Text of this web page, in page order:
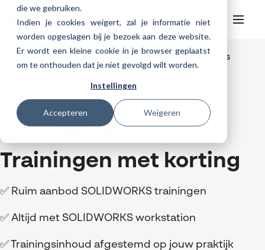
die we gebruiken.
Indien je cookies weigert, zal je informatie niet
worden opgeslagen bij je bezoek aan deze website.
Er wordt een kleine cookie in je browser geplaatst
om te onthouden dat je niet gevolgd wilt worden.
Instellingen
Accepteren Weigeren
HelpdeskWebinars
SOLIDWORKS Design
Cloud services gratis activeren
SOLIDWORKS Design Ultimate
3DEXPERIENCE
nTopology
DriveWorks
Manufacturing
SOLIDWORKS CAM
SOLIDWORKS PDM
Visiativ PLM
ENOVIA
Virtueel testen
3DEXPERIENCE Cloud Simulation
SOLIDWORKS Simulation
Consultancy diensten
Meer
Cloud services for SOLIDWORKS
Cloudmigratie
Trainingen
3DEXPERIENCE trainingen
Helpdesk
Download SOLIDWORKS 2025
Over Visiativ
Werken bij Visiativ
Nieuws
Evenementen
Trainingen Solidworks
SOLIDWORKS
Trainingen met korting
✅ Ruim aanbod SOLIDWORKS trainingen
✅ Altijd met SOLIDWORKS workstation
✅ Trainingsinhoud afgestemd op jouw praktijk